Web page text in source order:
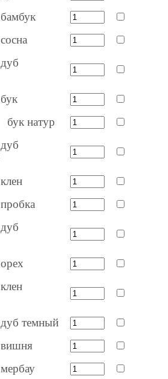
бамбук
сосна
дуб
бук
бук натур
дуб
клен
пробка
дуб
орех
клен
дуб темный
вишня
мербау